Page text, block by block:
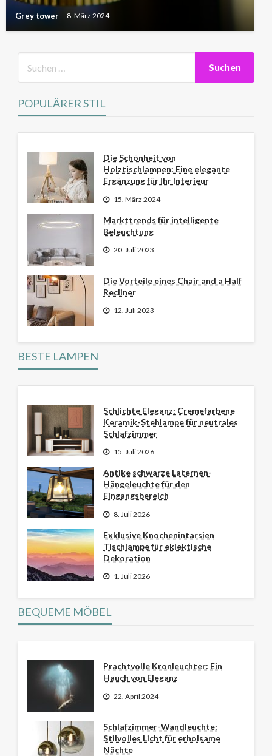
Grey tower 8. März 2024
POPULÄRER STIL
Die Schönheit von
Holztischlampen: Eine elegante
Ergänzung für Ihr Interieur
15. März 2024
Markttrends für intelligente
Beleuchtung
20. Juli 2023
Die Vorteile eines Chair and a Half
Recliner
12. Juli 2023
BESTE LAMPEN
Schlichte Eleganz: Cremefarbene
Keramik-Stehlampe für neutrales
Schlafzimmer
15. Juli 2026
Antike schwarze Laternen-
Hängeleuchte für den
Eingangsbereich
8. Juli 2026
Exklusive Knochenintarsien
Tischlampe für eklektische
Dekoration
1. Juli 2026
BEQUEME MÖBEL
Prachtvolle Kronleuchter: Ein
Hauch von Eleganz
22. April 2024
Schlafzimmer-Wandleuchte:
Stilvolles Licht für erholsame
Nächte